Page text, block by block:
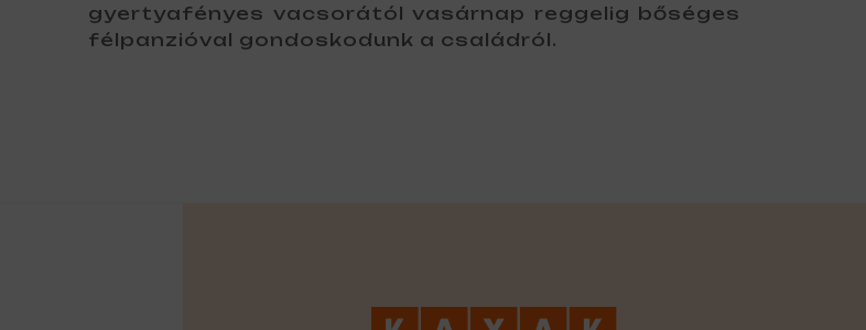
gyertyafényes vacsorától vasárnap reggelig bőséges
félpanzióval gondoskodunk a családról.